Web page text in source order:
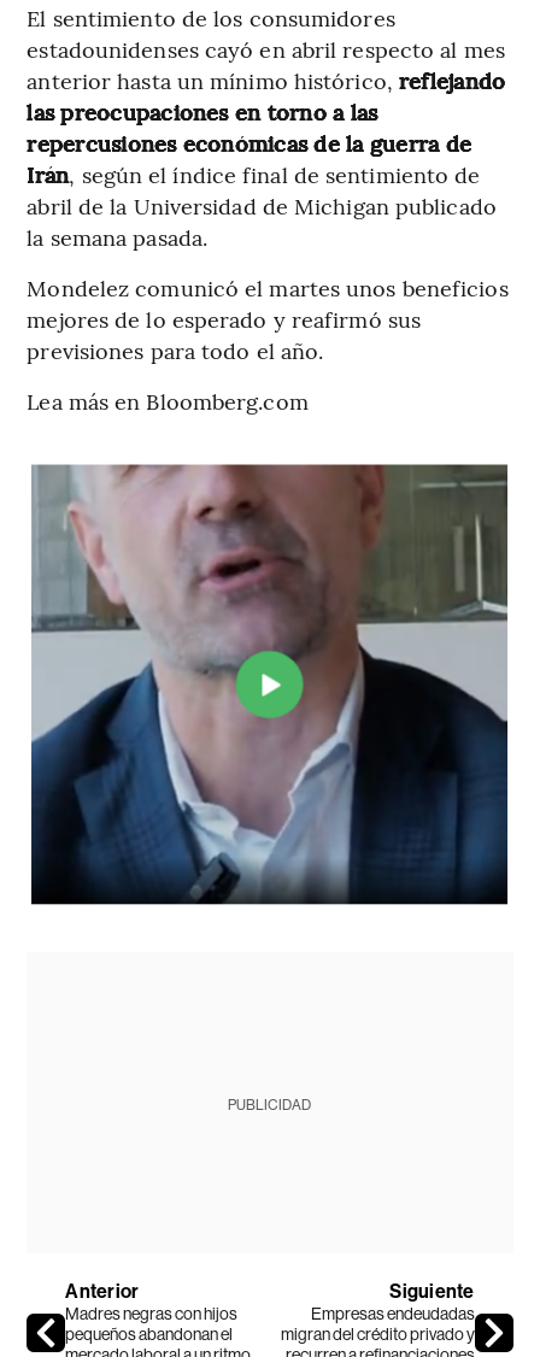
El sentimiento de los consumidores
estadounidenses cayó en abril respecto al mes
anterior hasta un mínimo histórico, reflejando
las preocupaciones en torno a las
repercusiones económicas de la guerra de
Irán, según el índice final de sentimiento de
abril de la Universidad de Michigan publicado
la semana pasada.
Mondelez comunicó el martes unos beneficios
mejores de lo esperado y reafirmó sus
previsiones para todo el año.
Lea más en Bloomberg.com
PUBLICIDAD
Anterior
Madres negras con hijos
pequeños abandonan el
Siguiente
Empresas endeudadas
migran del crédito privado y